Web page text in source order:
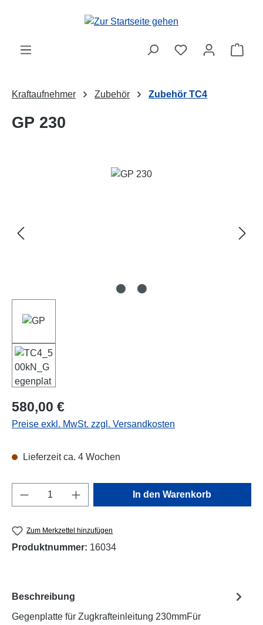
Zum Hauptinhalt springen
Kraftaufnehmer Zubehör Zubehör TC4
GP 230
Bildergalerie überspringen
Regulärer Preis:
580,00 €
Preise exkl. MwSt. zzgl. Versandkosten
Lieferzeit ca. 4 Wochen
Produkt Anzahl: Gib den gewünschten
In den Warenkorb
Zum Merkzettel hinzufügen
Produktnummer: 16034
Beschreibung
Gegenplatte für Zugkrafteinleitung 230mmFür